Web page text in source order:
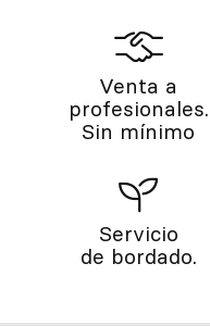
Venta a
profesionales.
Sin mínimo
Servicio
de bordado.